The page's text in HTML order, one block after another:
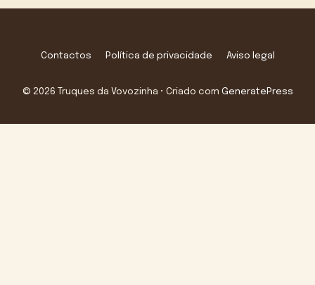
Contactos Política de privacidade Aviso legal
© 2026 Truques da Vovozinha • Criado com GeneratePress